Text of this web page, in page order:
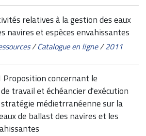
relatives à la gestion des eaux
navires et espèces envahissantes
/Catalogue en ligne/2011
Proposition concernant le
travail et échéancier d'exécution
médietrranéenne sur la
de ballast des navires et les